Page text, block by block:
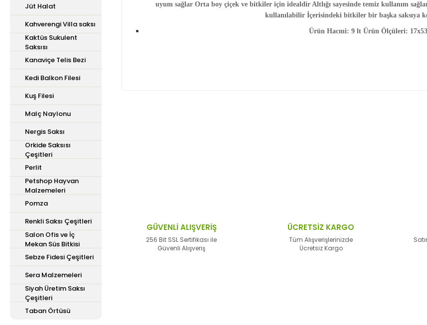
Jüt Halat
Kahverengi Villa saksı
Kaktüs Sukulent
Saksısı
Kanaviçe Telis Bezi
Kedi Balkon Filesi
Kuş Filesi
Malç Naylonu
Nergis Saksı
Orkide Saksısı
Çeşitleri
Perlit
Petshop Hayvan
Malzemeleri
Pomza
Renkli Saksı Çeşitleri
Salon Ofis ve İç
Mekan Süs Bitkisi
Sebze Fidesi Çeşitleri
Sera Malzemeleri
Siyah Üretim Saksı
Çeşitleri
Taban Örtüsü
uyum sağlar Orta boy çiçek ve bitkiler için idealdir Altlığı sayesinde temiz kullanım
kullanılabilir İçerisindeki bitkiler bir başka saksıya
Ürün Hacmi: 9 lt Ürün Ölçüleri:
Ürün fiyatı diğer sitelerden daha pahalı.
Bu ürüne benzer farklı alternatifler olmalı.
GÜVENLİ ALIŞVERİŞ
256 Bit SSL Sertifikası ile
Güvenli Alışveriş
ÜCRETSİZ KARGO
Tüm Alışverişlerinizde
Ücretsiz Kargo